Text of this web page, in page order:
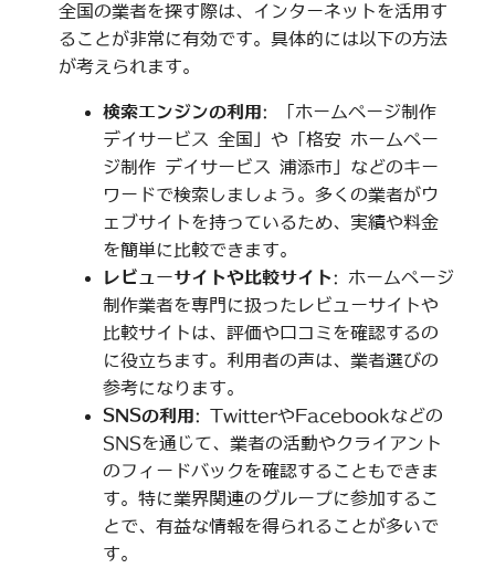
全国の業者を探す際は、インターネットを活用す
ることが非常に有効です。具体的には以下の方法
が考えられます。
検索エンジンの利用 : 「ホームページ制作
デイサービス 全国」や「格安 ホームペー
ジ制作 デイサービス 浦添市」などのキー
ワードで検索しましょう。多くの業者がウ
ェブサイトを持っているため、実績や料金
を簡単に比較できます。
レビューサイトや比較サイト: ホームページ
制作業者を専門に扱ったレビューサイトや
比較サイトは、評価や口コミを確認するの
に役立ちます。利用者の声は、業者選びの
参考になります。
SNSの利用 : TwitterやFacebookなどの
SNSを通じて、業者の活動やクライアント
のフィードバックを確認することもできま
す。特に業界関連のグループに参加するこ
とで、有益な情報を得られることが多いで
す。